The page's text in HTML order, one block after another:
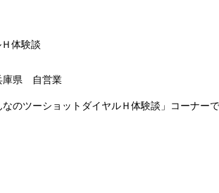
体験談
県 自営業
のツーショットダイヤルＨ体験談」コーナー